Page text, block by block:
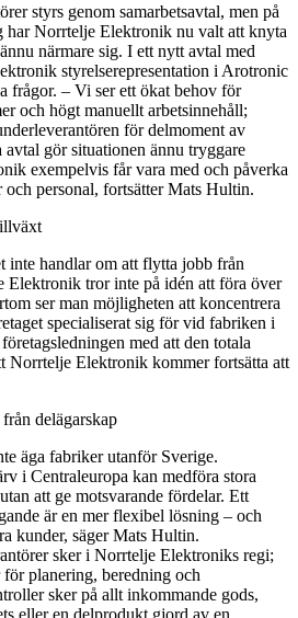
styrs genom samarbetsavtal, men på
har Norrtelje Elektronik nu valt att knyta
närmare sig. I ett nytt avtal med
styrelserepresentation i Arotronic
frågor. – Vi ser ett ökat behov för
och högt manuellt arbetsinnehåll;
för delmoment av
gör situationen ännu tryggare
exempelvis får vara med och påverka
personal, fortsätter Mats Hultin.
inte handlar om att flytta jobb från
Elektronik tror inte på idén att föra över
ser man möjligheten att koncentrera
specialiserat sig för vid fabriken i
med att den totala
Norrtelje Elektronik kommer fortsätta att
delägarskap
äga fabriker utanför Sverige.
i Centraleuropa kan medföra stora
att ge motsvarande fördelar. Ett
är en mer flexibel lösning – och
kunder, säger Mats Hultin.
sker i Norrtelje Elektroniks regi;
planering, beredning och
sker på allt inkommande gods,
eller en delprodukt gjord av en